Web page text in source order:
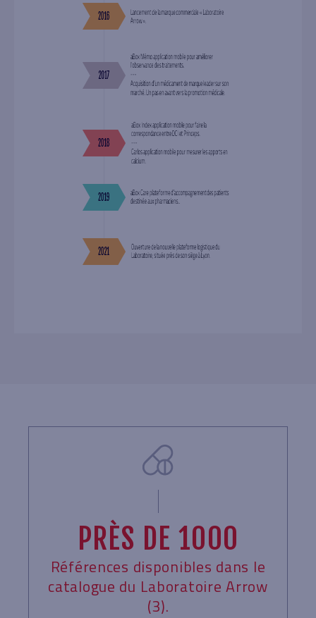
PRÈS DE 1000
Références disponibles dans le
catalogue du Laboratoire Arrow
(3).